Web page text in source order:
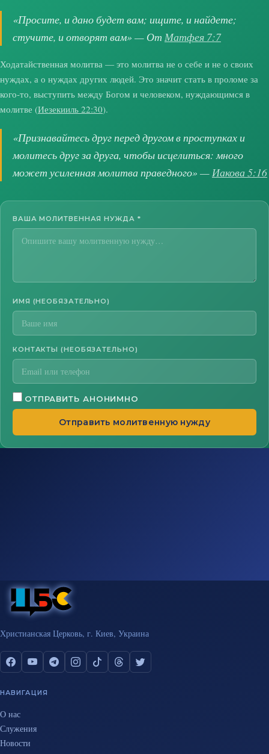
«Просите, и дано будет вам; ищите, и найдете;
стучите, и отворят вам» — От Матфея 7:7
Ходатайственная молитва — это молитва не о себе и не о своих
нуждах, а о нуждах других людей. Это значит стать в проломе за
кого-то, выступить между Богом и человеком, нуждающимся в
молитве (Иезекииль 22:30).
«Признавайтесь друг перед другом в проступках и
молитесь друг за друга, чтобы исцелиться: много
может усиленная молитва праведного» —Иакова 5:16
ВАША МОЛИТВЕННАЯ НУЖДА *
ИМЯ (НЕОБЯЗАТЕЛЬНО)
КОНТАКТЫ (НЕОБЯЗАТЕЛЬНО)
ОТПРАВИТЬ АНОНИМНО
Отправить молитвенную нужду
Христианская Церковь, г. Киев, Украина
НАВИГАЦИЯ
О нас
Служения
Новости